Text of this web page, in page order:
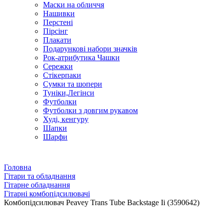
Маски на обличчя
Нашивки
Перстені
Пірсінг
Плакати
Подарункові набори значків
Рок-атрибутика Чашки
Сережки
Стікерпаки
Сумки та шопери
Туніки,Легінси
Футболки
Футболки з довгим рукавом
Худі, кенгуру
Шапки
Шарфи
Головна
Гітари та обладнання
Гітарне обладнання
Гітарні комбопідсилювачі
Комбопідсилювач Peavey Trans Tube Backstage Ii (3590642)